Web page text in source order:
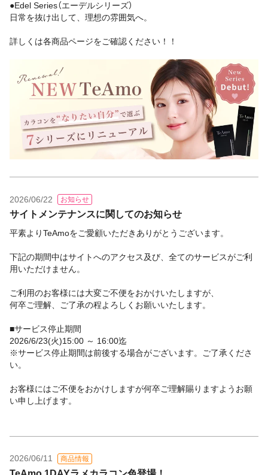
●Edel Series（エーデルシリーズ）
日常を抜け出して、理想の雰囲気へ。
詳しくは各商品ページをご確認ください！！
2026/06/22 お知らせ
サイトメンテナンスに関してのお知らせ
平素よりTeAmoをご愛顧いただきありがとうございます。
下記の期間中はサイトへのアクセス及び、全てのサービスがご利
用いただけません。
ご利用のお客様には大変ご不便をおかけいたしますが、
何卒ご理解、ご了承の程よろしくお願いいたします。
■サービス停止期間
2026/6/23(火)15:00 ～ 16:00迄
※サービス停止期間は前後する場合がございます。ご了承くださ
い。
お客様にはご不便をおかけしますが何卒ご理解賜りますようお願
い申し上げます。
2026/06/11 商品情報